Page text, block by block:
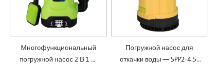
Многофункциональный
погружной насос 2 В 1 —
Погружной насос для
откачки воды — SPP2-4.5-